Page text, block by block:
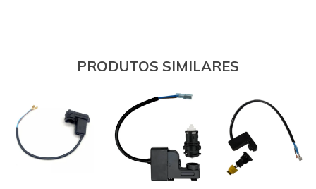
PRODUTOS SIMILARES